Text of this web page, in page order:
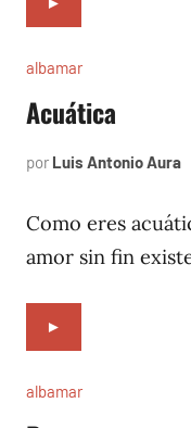
albamar
Acuática
por Luis Antonio Aura
Como eres
amor sin fin
►
albamar